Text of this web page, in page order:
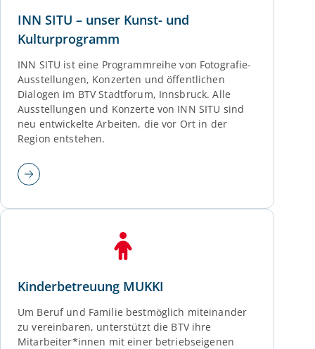
INN SITU – unser Kunst- und
Kulturprogramm
INN SITU ist eine Programmreihe von Fotografie-
Ausstellungen, Konzerten und öffentlichen
Dialogen im BTV Stadtforum, Innsbruck. Alle
Ausstellungen und Konzerte von INN SITU sind
neu entwickelte Arbeiten, die vor Ort in der
Region entstehen.
Kinderbetreuung MUKKI
Um Beruf und Familie bestmöglich miteinander
zu vereinbaren, unterstützt die BTV ihre
Mitarbeiter*innen mit einer betriebseigenen